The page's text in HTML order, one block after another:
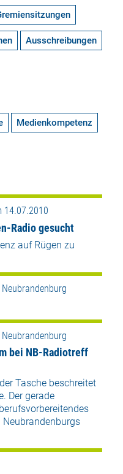
Ausschreibungen
Medienkompetenz
14.07.2010
Radio gesucht
auf Rügen zu
bei NB-Radiotreff
Tasche beschreitet
Der gerade